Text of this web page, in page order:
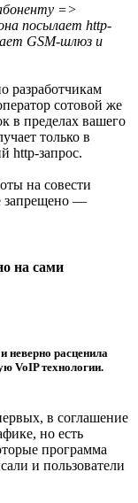
=>
посылает http-
GSM-шлюз и
разработчикам
сотовой же
в пределах вашего
только в
http-запрос.
на совести
запрещено —
на сами
неверно расценила
VoIP технологии.
в соглашение
но есть
программа
и пользователи